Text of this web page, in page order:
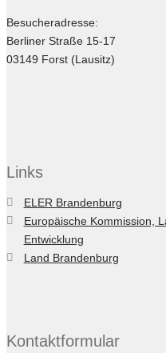
Besucheradresse:
Berliner Straße 15-17
03149 Forst (Lausitz)
Links
ELER Brandenburg
Europäische Kommission,
Entwicklung
Land Brandenburg
Kontaktformular